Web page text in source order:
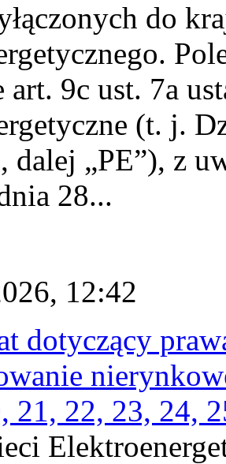
do
art. 9c ust. 7a
(t. j.
dalej „PE”), z
28...
12:42
dotyczący
21, 22, 23, 24,